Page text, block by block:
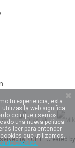
by 4GLTE. Created by
tu experiencia, esta
utilizas la web significa
con que usemos
una nueva política
leer para entender
que utilizamos.
de cookies.